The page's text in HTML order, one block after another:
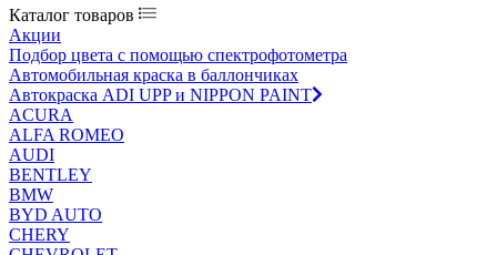
Каталог товаров
Акции
Подбор цвета с помощью спектрофотометра
Автомобильная краска в баллончиках
Автокраска ADI UPP и NIPPON PAINT
ACURA
ALFA ROMEO
AUDI
BENTLEY
BMW
BYD AUTO
CHERY